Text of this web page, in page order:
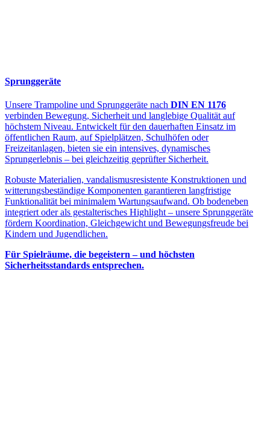
Sprunggeräte
Unsere Trampoline und Sprunggeräte nach DIN EN 1176
verbinden Bewegung, Sicherheit und langlebige Qualität auf
höchstem Niveau. Entwickelt für den dauerhaften Einsatz im
öffentlichen Raum, auf Spielplätzen, Schulhöfen oder
Freizeitanlagen, bieten sie ein intensives, dynamisches
Sprungerlebnis – bei gleichzeitig geprüfter Sicherheit.
Robuste Materialien, vandalismusresistente Konstruktionen und
witterungsbeständige Komponenten garantieren langfristige
Funktionalität bei minimalem Wartungsaufwand. Ob bodeneben
integriert oder als gestalterisches Highlight – unsere Sprunggeräte
fördern Koordination, Gleichgewicht und Bewegungsfreude bei
Kindern und Jugendlichen.
Für Spielräume, die begeistern – und höchsten
Sicherheitsstandards entsprechen.